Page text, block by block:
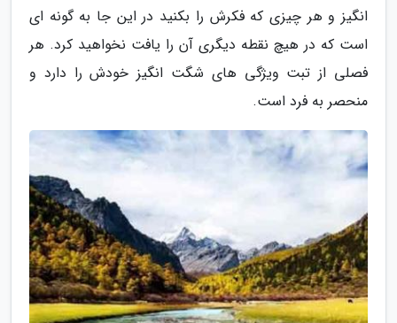
انگیز و هر چیزی که فکرش را بکنید در این جا به گونه ای
است که در هیچ نقطه دیگری آن را یافت نخواهید کرد. هر
فصلی از تبت ویژگی های شگت انگیز خودش را دارد و
منحصر به فرد است.